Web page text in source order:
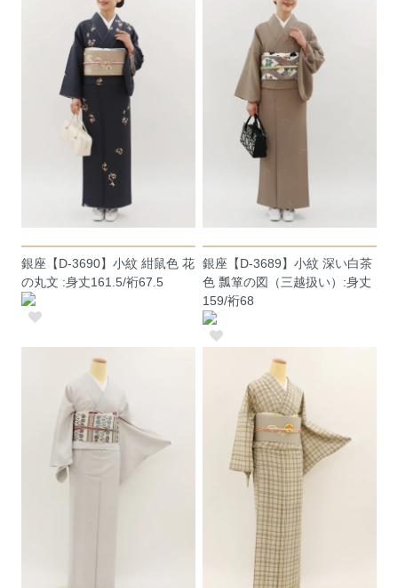
銀座【D-3690】小紋 紺鼠色 花
の丸文 :身丈161.5/裄67.5
銀座【D-3689】小紋 深い白茶
色 瓢箪の図（三越扱い）:身丈
159/裄68